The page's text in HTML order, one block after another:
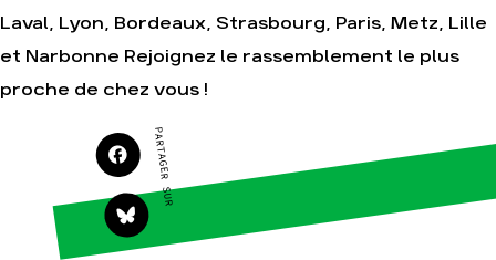
Agir
S'engager sur le terrain
Soutenir les
campagnes
Transmettre tout ou
partie de son
patrimoine
Télécharger
Nos thématiques
Multinationales
Laval, Lyon, Bordeaux, Strasbourg, Paris, Metz, Lille
et Narbonne Rejoignez le rassemblement le plus
proche de chez vous !
PARTAGER SUR